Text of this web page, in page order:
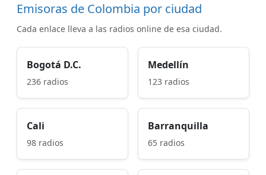
Emisoras de Colombia por ciudad
Cada enlace lleva a las radios online de esa ciudad.
Bogotá D.C.
236 radios
Medellín
123 radios
Cali
98 radios
Barranquilla
65 radios